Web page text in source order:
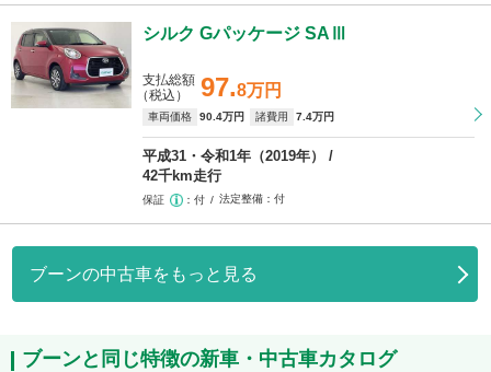
シルク Gパッケージ SAⅢ
97.8万円
支払総額
（税込）
車両価格 90 .4万円 諸費用 7 .4万円
平成31・令和1年（2019年）
42千km走行
保証 付 法定整備 付
ブーンの中古車をもっと見る
ブーンと同じ特徴の新車・中古車カタログ